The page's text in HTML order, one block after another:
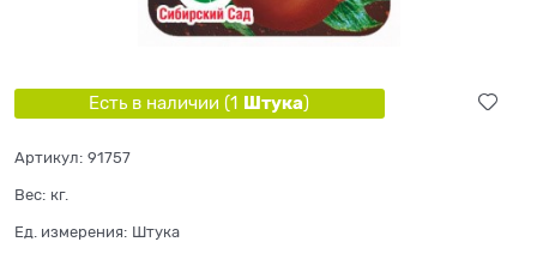
Есть в наличии (1 Штука)
Артикул: 91757
Вес: кг.
Ед. измерения: Штука